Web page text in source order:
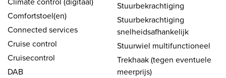
Comfortstoel(en)
Connected services
Cruise control
Cruisecontrol
DAB
Stuurbekrachtiging
Stuurbekrachtiging
snelheidsafhankelijk
Stuurwiel multifunctioneel
Trekhaak (tegen eventuele
meerprijs)